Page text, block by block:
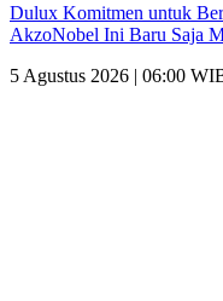
Dulux Komitmen untuk
AkzoNobel Ini Baru Saja
5 Agustus 2026 | 06:00